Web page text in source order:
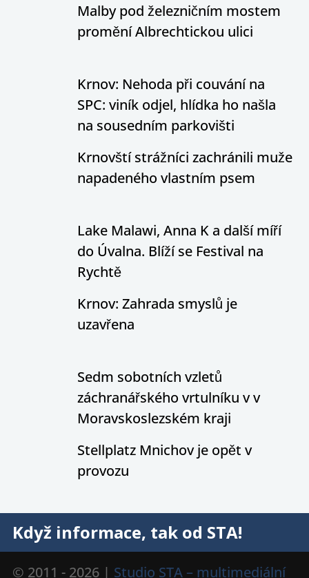
Malby pod železničním mostem
promění Albrechtickou ulici
Krnov: Nehoda při couvání na
SPC: viník odjel, hlídka ho našla
na sousedním parkovišti
Krnovští strážníci zachránili muže
napadeného vlastním psem
Lake Malawi, Anna K a další míří
do Úvalna. Blíží se Festival na
Rychtě
Krnov: Zahrada smyslů je
uzavřena
Sedm sobotních vzletů
záchranářského vrtulníku v v
Moravskoslezském kraji
Stellplatz Mnichov je opět v
provozu
Když informace, tak od STA!
© 2011 - 2026 | Studio STA – multimediální